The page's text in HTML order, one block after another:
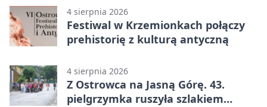
4 sierpnia 2026
Festiwal w Krzemionkach połączy
prehistorię z kulturą antyczną
4 sierpnia 2026
Z Ostrowca na Jasną Górę. 43.
pielgrzymka ruszyła szlakiem